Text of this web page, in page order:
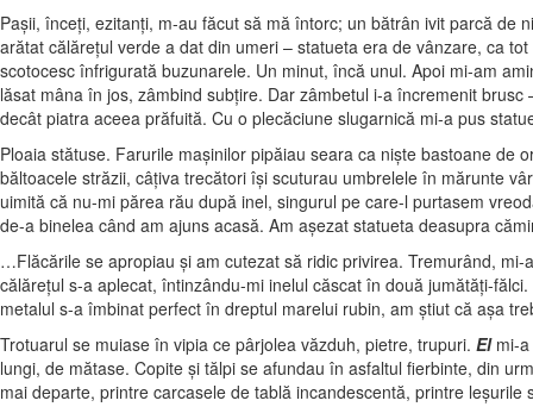
Paşii, înceţi, ezitanţi, m-au făcut să mă întorc; un bătrân ivit parcă
arătat călăreţul verde a dat din umeri – statueta era de vânzare, ca
scotocesc înfrigurată buzunarele. Un minut, încă unul. Apoi mi-am
lăsat mâna în jos, zâmbind subţire. Dar zâmbetul i-a încremenit
decât piatra aceea prăfuită. Cu o plecăciune slugarnică mi-a pus
Ploaia stătuse. Farurile maşinilor pipăiau seara ca nişte bastoane
băltoacele străzii, câţiva trecători îşi scuturau umbrelele în mărunte
uimită că nu-mi părea rău după inel, singurul pe care-l purtasem
de-a binelea când am ajuns acasă. Am aşezat statueta deasupra
…Flăcările se apropiau şi am cutezat să ridic privirea. Tremurând,
călăreţul s-a aplecat, întinzându-mi inelul căscat în două jumătăţi-
metalul s-a îmbinat perfect în dreptul marelui rubin, am ştiut că aşa
Trotuarul se muiase în vipia ce pârjolea văzduh, pietre, trupuri. Elmi-a
lungi, de mătase. Copite şi tălpi se afundau în asfaltul fierbinte, din
mai departe, printre carcasele de tablă incandescentă, printre